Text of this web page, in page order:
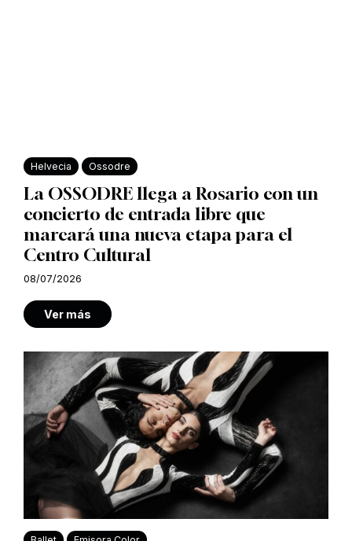
Helvecia Ossodre
La OSSODRE llega a Rosario con un
concierto de entrada libre que
marcará una nueva etapa para el
Centro Cultural
08/07/2026
Ver más